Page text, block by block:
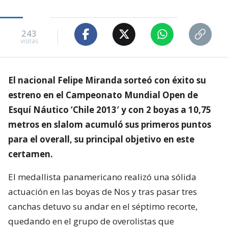
243
visitas
El nacional Felipe Miranda sorteó con éxito su
estreno en el Campeonato Mundial Open de
Esquí Náutico ‘Chile 2013′ y con 2 boyas a 10,75
metros en slalom acumuló sus primeros puntos
para el overall, su principal objetivo en este
certamen.
El medallista panamericano realizó una sólida
actuación en las boyas de Nos y tras pasar tres
canchas detuvo su andar en el séptimo recorte,
quedando en el grupo de overolistas que